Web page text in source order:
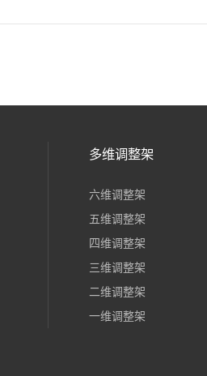
多维调整架
六维调整架
五维调整架
四维调整架
三维调整架
二维调整架
一维调整架